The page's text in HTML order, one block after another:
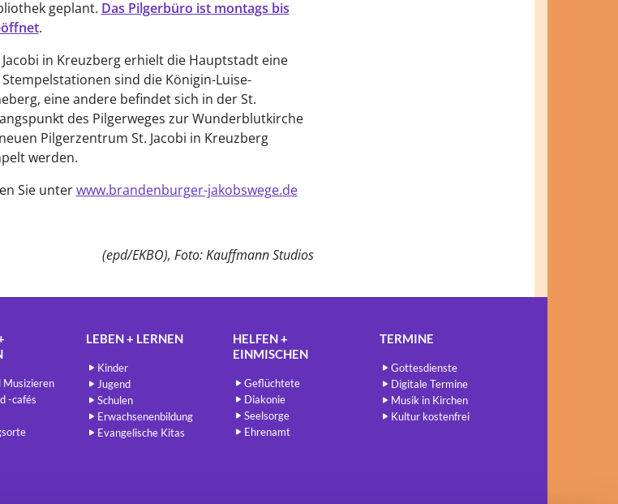
geplant. Das Pilgerbüro ist montags bis
.
in Kreuzberg erhielt die Hauptstadt eine
sind die Königin-Luise-
eine andere befindet sich in der St.
des Pilgerweges zur Wunderblutkirche
Pilgerzentrum St. Jacobi in Kreuzberg
werden.
Sie unterwww.brandenburger-jakobswege.de
(epd/EKBO), Foto: Kauffmann Studios
Musizieren
-cafés
LEBEN + LERNEN
Kinder
Jugend
Schulen
Erwachsenenbildung
Evangelische Kitas
HELFEN +
EINMISCHEN
Geflüchtete
Diakonie
Seelsorge
Ehrenamt
TERMINE
Gottesdienste
Digitale Termine
Musik in Kirchen
Kultur kostenfrei